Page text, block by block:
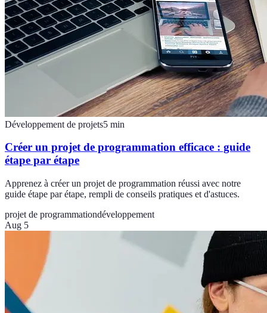
Développement de projets5 min
Créer un projet de programmation efficace : guide
étape par étape
Apprenez à créer un projet de programmation réussi avec notre
guide étape par étape, rempli de conseils pratiques et d'astuces.
projet de programmationdéveloppement
Aug 5